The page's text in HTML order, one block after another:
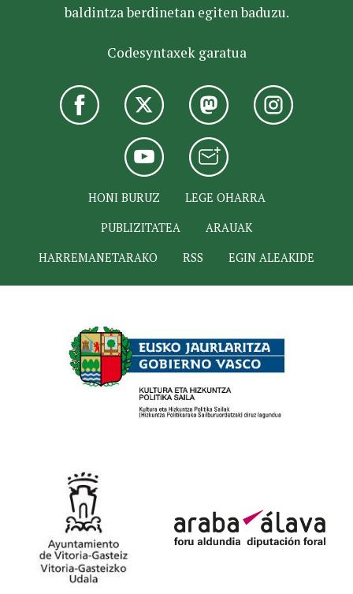
baldintza berdinetan egiten baduzu.
Codesyntaxek garatua
HONI BURUZ
LEGE OHARRA
PUBLIZITATEA
ARAUAK
HARREMANETARAKO
RSS EGIN ALEAKIDE